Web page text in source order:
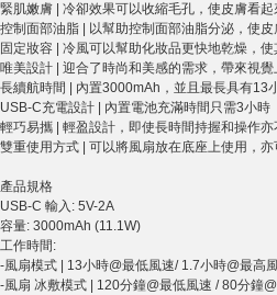
緊肌嫩膚 | 冷卻效果可以收縮毛孔，使皮膚看
控制面部油脂 | 以幫助控制面部油脂分泌，使
固定妝容 | 冷風可以幫助化妝品更快地乾燥，
唯美設計 | 迎合了時尚和美感的需求，帶來視覺
長續航時間 | 內置3000mAh，並且最長具有13
USB-C充電設計 | 內置電池充滿時間只需3小時
輕巧易攜 | 輕盈設計，即使長時間持握和操作
雙重使用方式 | 可以將風扇放在底座上使用，
產品規格
USB-C 輸入: 5V-2A
容量: 3000mAh (11.1W)
工作時間:
-風扇模式 | 13小時@最低風速/ 1.7小時@最高
-風扇 冰敷模式 | 120分鐘@最低風速 / 80分鐘